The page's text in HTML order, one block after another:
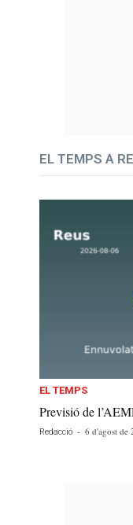
EL TEMPS A
EL TEMPS
Previsió de
Redacció - 6 d'agost de